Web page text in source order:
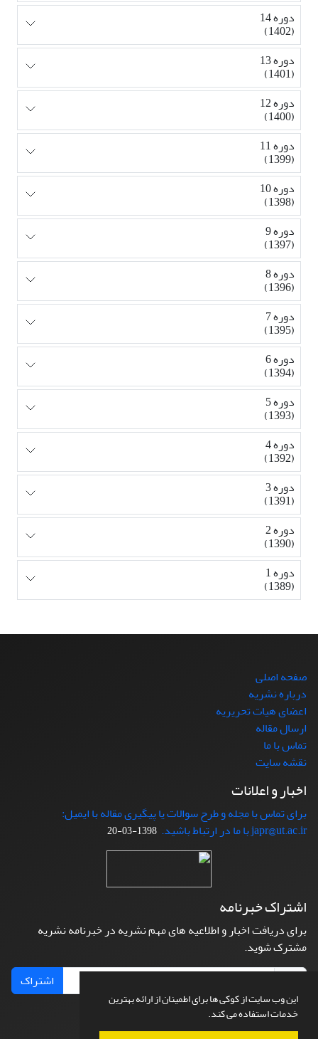
این وب سایت از کوکی ها برای اطمینان از ارائه بهترین
خدمات استفاده می کند.
دوره 14
(1402)
دوره 13
(1401)
دوره 12
(1400)
دوره 11
(1399)
دوره 10
(1398)
دوره 9
(1397)
دوره 8
(1396)
دوره 7
(1395)
دوره 6
(1394)
دوره 5
(1393)
دوره 4
(1392)
دوره 3
(1391)
دوره 2
(1390)
دوره 1
(1389)
صفحه اصلی
درباره نشریه
اعضای هیات تحریریه
ارسال مقاله
تماس با ما
نقشه سایت
اخبار و اعلانات
برای تماس با مجله و طرح سوالات یا پیگیری مقاله با ایمیل:
japr@ut.ac.ir با ما در ارتباط باشید.
1398-03-20
اشتراک خبرنامه
برای دریافت اخبار و اطلاعیه های مهم نشریه در خبرنامه نشریه
مشترک شوید.
اشتراک